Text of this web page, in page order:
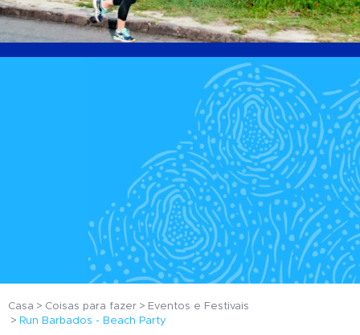
Casa Coisas para fazer
Eventos e Festivais
Run Barbados - Beach Party